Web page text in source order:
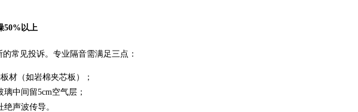
50%以上
常见投诉。专业隔音需满足三点：
材（如岩棉夹芯板）；
中间留5cm空气层；
绝声波传导。